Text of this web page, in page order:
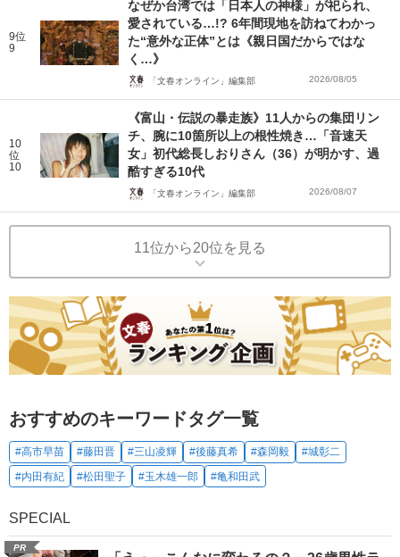
9位
9
なぜか台湾では「日本人の神様」が祀られ、
愛されている…!? 6年間現地を訪ねてわかっ
た“意外な正体”とは《親日国だからではな
く…》
「文春オンライン」編集部 2026/08/05
10
位
10
《富山・伝説の暴走族》11人からの集団リン
チ、腕に10箇所以上の根性焼き…「音速天
女」初代総長しおりさん（36）が明かす、過
酷すぎる10代
「文春オンライン」編集部 2026/08/07
11位から20位を見る
おすすめのキーワードタグ一覧
#高市早苗 #藤田晋 #三山凌輝 #後藤真希 #森岡毅
#城彰二
#内田有紀
#松田聖子 #玉木雄一郎 #亀和田武
SPECIAL
PR